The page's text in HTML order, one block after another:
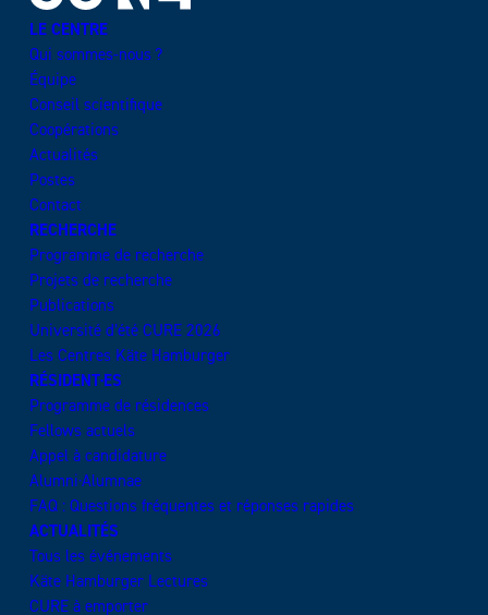
LE CENTRE
Qui sommes-nous ?
Équipe
Conseil scientifique
Coopérations
Actualités
Postes
Contact
RECHERCHE
Programme de recherche
Projets de recherche
Publications
Université d’été CURE 2026
Les Centres Käte Hamburger
RÉSIDENT·ES
Programme de résidences
Fellows actuels
Appel à candidature
Alumni·Alumnae
FAQ : Questions fréquentes et réponses rapides
ACTUALITÉS
Tous les événements
Käte Hamburger Lectures
CURE à emporter